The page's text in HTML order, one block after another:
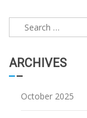
Search
for:
ARCHIVES
October 2025